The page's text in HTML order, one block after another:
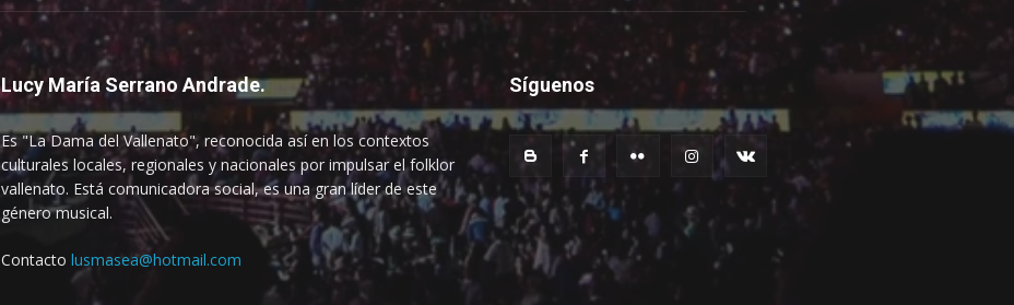
Lucy María Serrano Andrade.
Es "La Dama del Vallenato", reconocida así en los contextos
culturales locales, regionales y nacionales por impulsar el folklor
vallenato. Está comunicadora social, es una gran líder de este
género musical.
Contacto lusmasea@hotmail.com
Síguenos